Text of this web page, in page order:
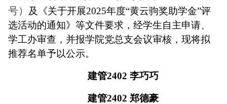
号）
及《关于开展2025年度“黄云驹奖助学金”评
选活动的通知》等文件要求，经学生自主申请、
学工办审查，并报学院党总支会议审核，现将拟
推荐名单予以公示。
建管2402 李巧巧
建管2402 郑德豪